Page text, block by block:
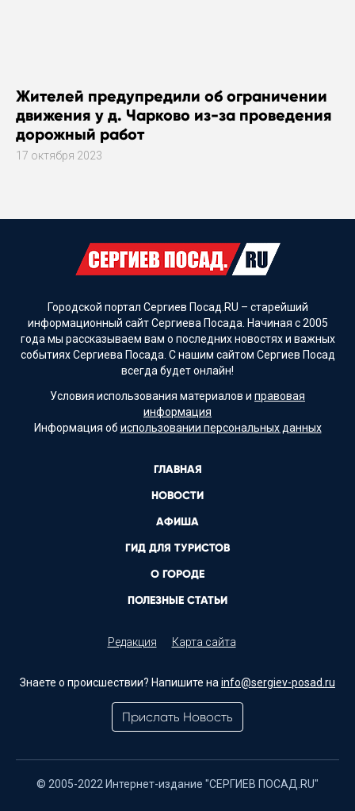
Жителей предупредили об ограничении
движения у д. Чарково из-за проведения
дорожный работ
17 октября 2023
Городской портал Сергиев Посад.RU – старейший
информационный сайт Сергиева Посада. Начиная с 2005
года мы рассказываем вам о последних новостях и важных
событиях Сергиева Посада. С нашим сайтом Сергиев Посад
всегда будет онлайн!
Условия использования материалов и правовая
информация
Информация об использовании персональных данных
ГЛАВНАЯ
НОВОСТИ
АФИША
ГИД ДЛЯ ТУРИСТОВ
О ГОРОДЕ
ПОЛЕЗНЫЕ СТАТЬИ
Редакция Карта сайта
Знаете о происшествии? Напишите на info@sergiev-posad.ru
Прислать Новость
© 2005-2022 Интернет-издание "СЕРГИЕВ ПОСАД.RU"